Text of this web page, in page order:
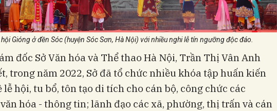
hội Gióng ở đền Sóc (huyện Sóc Sơn, Hà Nội) với nhiều nghi lễ tín ngưỡng độc đáo.
đốc Sở Văn hóa và Thể thao Hà Nội, Trần Thị Vân Anh
trong năm 2022, Sở đã tổ chức nhiều khóa tập huấn kiến
lễ hội, tu bổ, tôn tạo di tích cho cán bộ, công chức các
hóa - thông tin; lãnh đạo các xã, phường, thị trấn và cán